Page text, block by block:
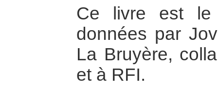
Ce livre est le
données par
La Bruyère,
et à RFI.